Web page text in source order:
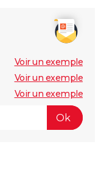
Voir un exemple
Voir un exemple
Voir un exemple